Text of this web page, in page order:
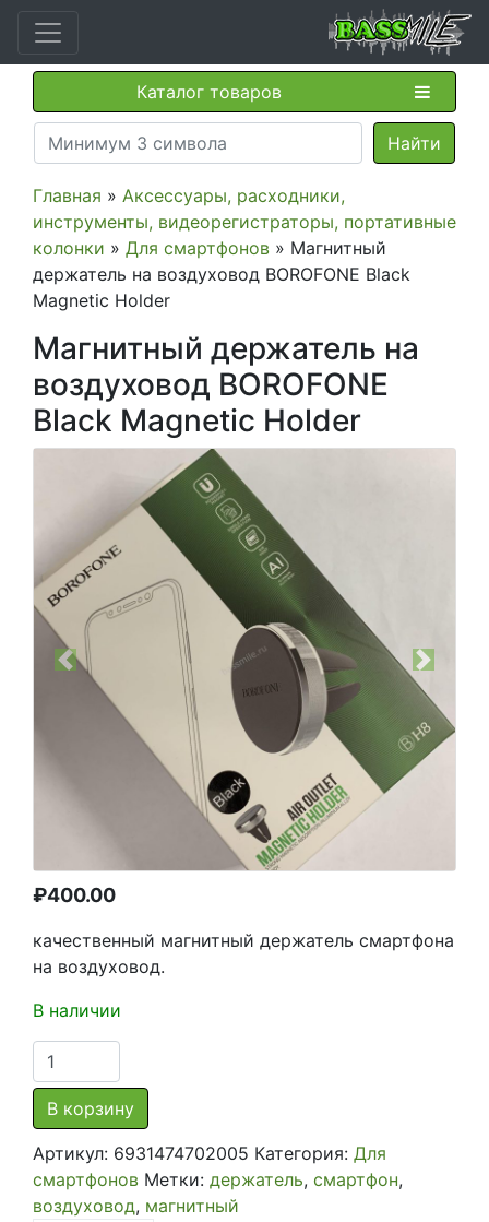
Каталог товаров
Главная » Аксессуары, расходники,
инструменты, видеорегистраторы, портативные
колонки » Для смартфонов » Магнитный
держатель на воздуховод BOROFONE Black
Magnetic Holder
Магнитный держатель на
воздуховод BOROFONE
Black Magnetic Holder
Previous Next
₽400.00
качественный магнитный держатель смартфона
на воздуховод.
В наличии
Количество
товара
Магнитный
держатель
на
воздуховод
BOROFONE
В корзину
Артикул: 6931474702005 Категория: Для
смартфонов Метки: держатель, смартфон,
воздуховод, магнитный